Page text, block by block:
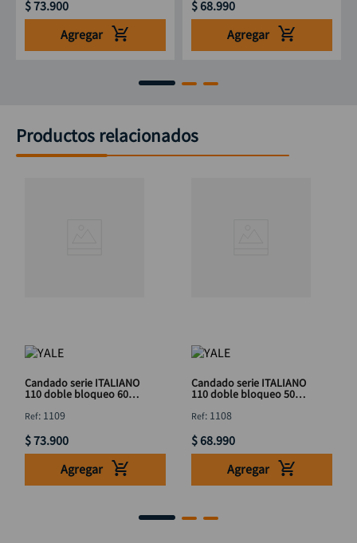
$73.900
Agregar
$68.990
Agregar
Productos relacionados
Candado serie ITALIANO
110 doble bloqueo 60
: 1109
$73.900
Agregar
Candado serie ITALIANO
110 doble bloqueo 50
: 1108
$68.990
Agregar